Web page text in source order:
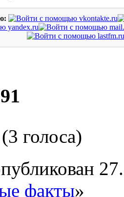
(3 голоса)
факты»